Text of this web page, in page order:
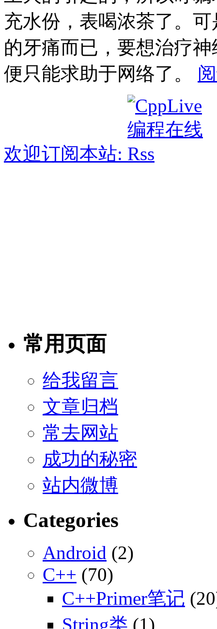
充水份，表喝浓茶了。
的牙痛而已，要想治疗
便只能求助于网络了。
欢迎订阅本站:
常用页面
给我留言
文章归档
常去网站
成功的秘密
站内微博
Categories
Android (2)
C++ (70)
C++Primer笔记
String类 (1)